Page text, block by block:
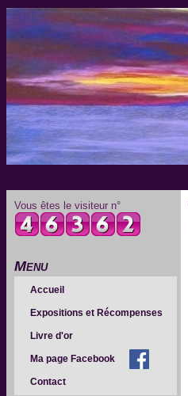
Vous êtes le visiteur n°
Menu
Accueil
Expositions et Récompenses
Livre d'or
Ma page Facebook
Contact